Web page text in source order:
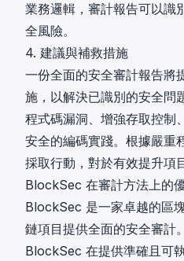
業務邏輯，審計報告可以識
全風險。
4. 建議與補救措施
一份全面的安全審計報告將
施，以解決已識別的安全問
程式碼漏洞、增強存取控制
安全的編碼實踐。根據嚴重
採取行動，對於有效提升項
BlockSec 在審計方法上的
BlockSec 是一家卓越的區
鏈項目提供全面的安全審計
BlockSec 在提供準確且可